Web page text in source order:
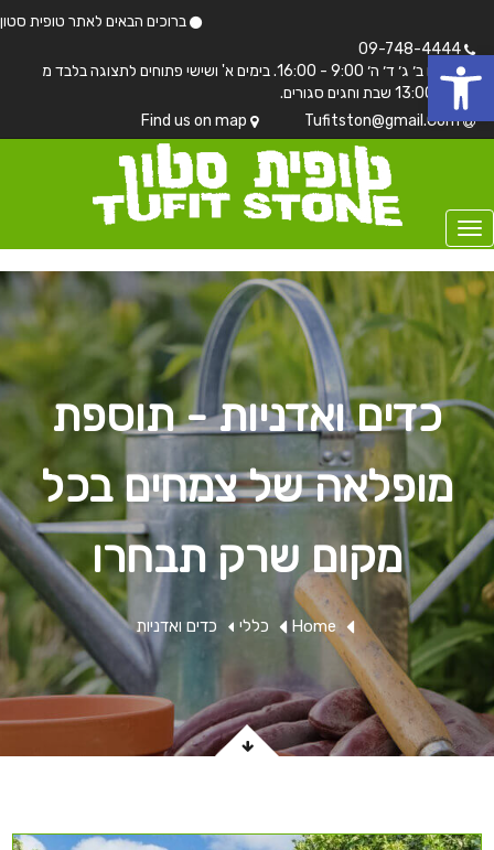
ברוכים הבאים לאתר טופית סטון
בימים ב׳ ג׳ ד׳ ה׳ 9:00 - 16:00. בימים א' ושישי פתוחים לתצוגה בלבד מ
7:00 - 13:00 שבת וחגים סגורים.
Tufitston@gmail.Com
כדים ואדניות - תוספת
מופלאה של צמחים בכל
מקום שרק תבחרו
Home כללי כדים ואדניות